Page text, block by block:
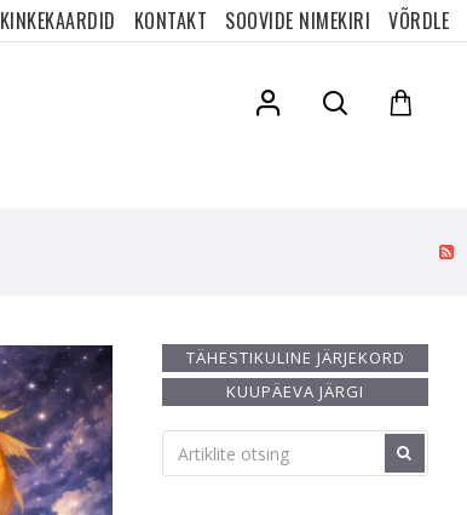
KINKEKAARDID KONTAKT SOOVIDE NIMEKIRI VÕRDLE
TÄHESTIKULINE JÄRJEKORD
KUUPÄEVA JÄRGI